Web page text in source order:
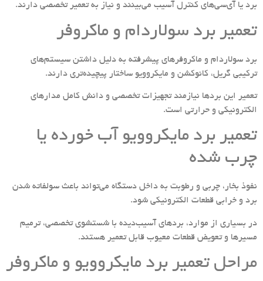
برد یا آی‌سی‌های کنترل آسیب می‌بینند و نیاز به تعمیر تخصصی دارند.
تعمیر برد سولاردام و ماکروفر
برد سولاردام و ماکروفرهای پیشرفته به دلیل داشتن سیستم‌های
ترکیبی گریل، کانوکشن و مایکروویو ساختار پیچیده‌تری دارند.
تعمیر این بردها نیازمند تجهیزات تخصصی و دانش کامل مدارهای
الکترونیکی و حرارتی است.
تعمیر برد مایکروویو آب خورده یا
چرب شده
نفوذ بخار، چربی و رطوبت به داخل دستگاه می‌تواند باعث سولفاته شدن
برد و خرابی قطعات الکترونیکی شود.
در بسیاری از موارد، بردهای آسیب‌دیده با شستشوی تخصصی، ترمیم
مسیرها و تعویض قطعات معیوب قابل تعمیر هستند.
مراحل تعمیر برد مایکروویو و ماکروفر